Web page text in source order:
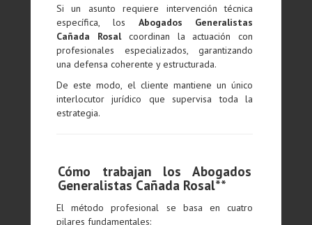
Si un asunto requiere intervención técnica
específica, los Abogados Generalistas
Cañada Rosalcoordinan la actuación con
profesionales especializados, garantizando
una defensa coherente y estructurada.
De este modo, el cliente mantiene un único
interlocutor jurídico que supervisa toda la
estrategia.
Cómo trabajan los Abogados
Generalistas Cañada Rosal**
El método profesional se basa en cuatro
pilares fundamentales: